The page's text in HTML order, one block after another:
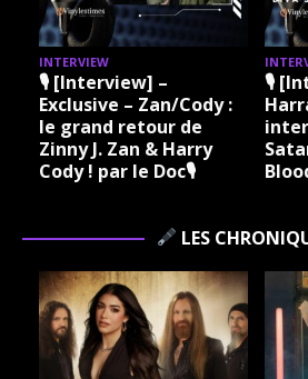
INTERVIEW
🎙 [Interview] – 213Rock
Harrag Melodica &
Madama Rock – Sylvie
Grare 20 07 2026
Vinylestimes Classic
🎙
LES